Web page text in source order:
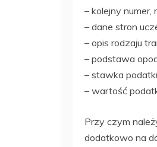
– kolejny
– dane stron
– opis rodzaju
– podstawa
– stawka
– wartość
Przy czym
dodatkowo na